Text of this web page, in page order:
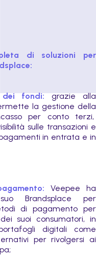
di soluzioni per
dei fondi:grazie alla
la gestione della
per conto terzi,
sulle transazioni e
in entrata e in
Veepee ha
Brandsplace per
di pagamento per
suoi consumatori, in
digitali come
per rivolgersi ai